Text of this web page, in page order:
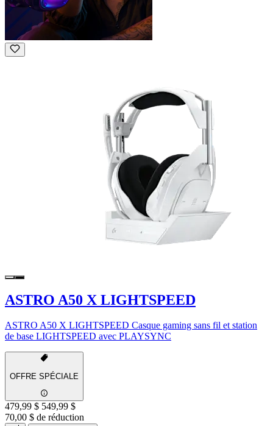
ASTRO A50 X LIGHTSPEED
ASTRO A50 X LIGHTSPEED Casque gaming sans fil et station
de base LIGHTSPEED avec PLAYSYNC
OFFRE SPÉCIALE
479,99 $ 549,99 $
70,00 $ de réduction